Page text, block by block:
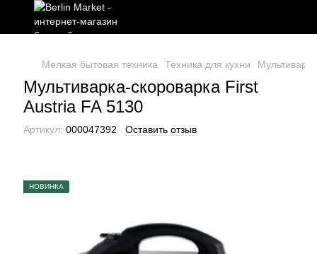
Мелкая бытовая техника Техника для кухни
Мультиварка-скороварка First
Austria FA 5130
Артикул: 000047392 Оставить отзыв
НОВИНКА